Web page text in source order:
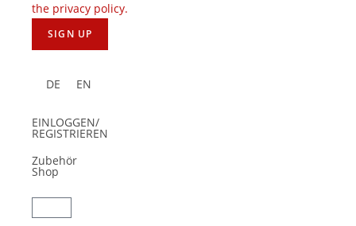
the privacy policy.
DE EN
EINLOGGEN/
REGISTRIEREN
Zubehör
Shop